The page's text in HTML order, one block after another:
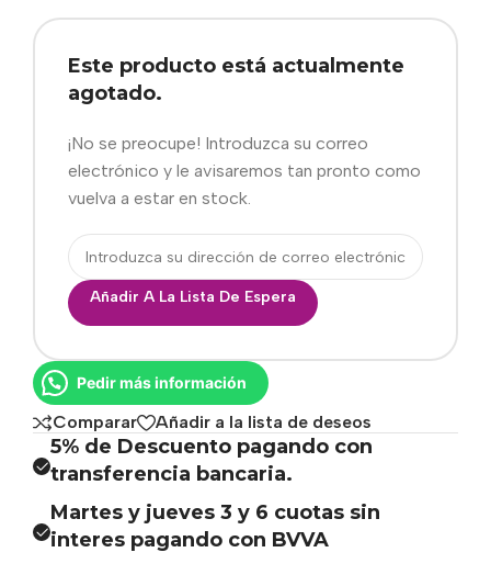
Este producto está actualmente
agotado.
¡No se preocupe! Introduzca su correo
electrónico y le avisaremos tan pronto como
vuelva a estar en stock.
Añadir A La Lista De Espera
Pedir más información
Comparar Añadir a la lista de deseos
5% de Descuento pagando con
transferencia bancaria.
Martes y jueves 3 y 6 cuotas sin
interes pagando con BVVA